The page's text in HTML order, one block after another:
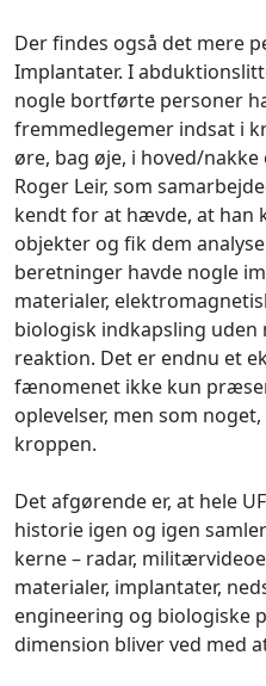
Der findes også det mere
Implantater. I
nogle bortførte personer
fremmedlegemer indsat i
øre, bag øje, i hoved/
Roger Leir, som
kendt for at hævde, at han
objekter og fik dem
beretninger havde nogle
materialer,
biologisk indkapsling
reaktion. Det er endnu et
fænomenet ikke kun
oplevelser, men som
kroppen.
Det afgørende er, at hele
historie igen og igen
kerne – radar,
materialer, implantater,
engineering og biologiske
dimension bliver ved med